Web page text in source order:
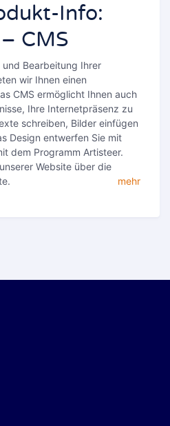
Info:
CMS
Bearbeitung Ihrer
wir Ihnen einen
CMS ermöglicht Ihnen auch
Ihre Internetpräsenz zu
schreiben, Bilder einfügen
Design entwerfen Sie mit
dem Programm Artisteer.
Website über die
mehr